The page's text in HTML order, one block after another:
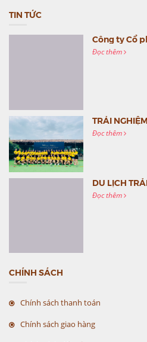
TIN TỨC
Đọc thêm
Đọc thêm
Đọc thêm
CHÍNH SÁCH
Chính sách thanh toán
Chính sách giao hàng